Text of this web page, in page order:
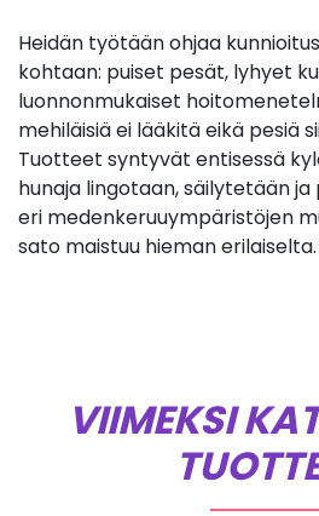
Heidän työtään ohjaa
kohtaan: puiset pesät, lyhyet
luonnonmukaiset
mehiläisiä ei lääkitä eikä pesiä
Tuotteet syntyvät entisessä
hunaja lingotaan, säilytetään
eri medenkeruuympäristöjen
sato maistuu hieman erilaiselta.
VIIMEKSI